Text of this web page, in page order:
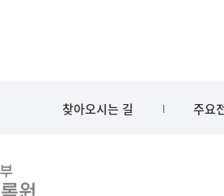
찾아오시는 길 주요